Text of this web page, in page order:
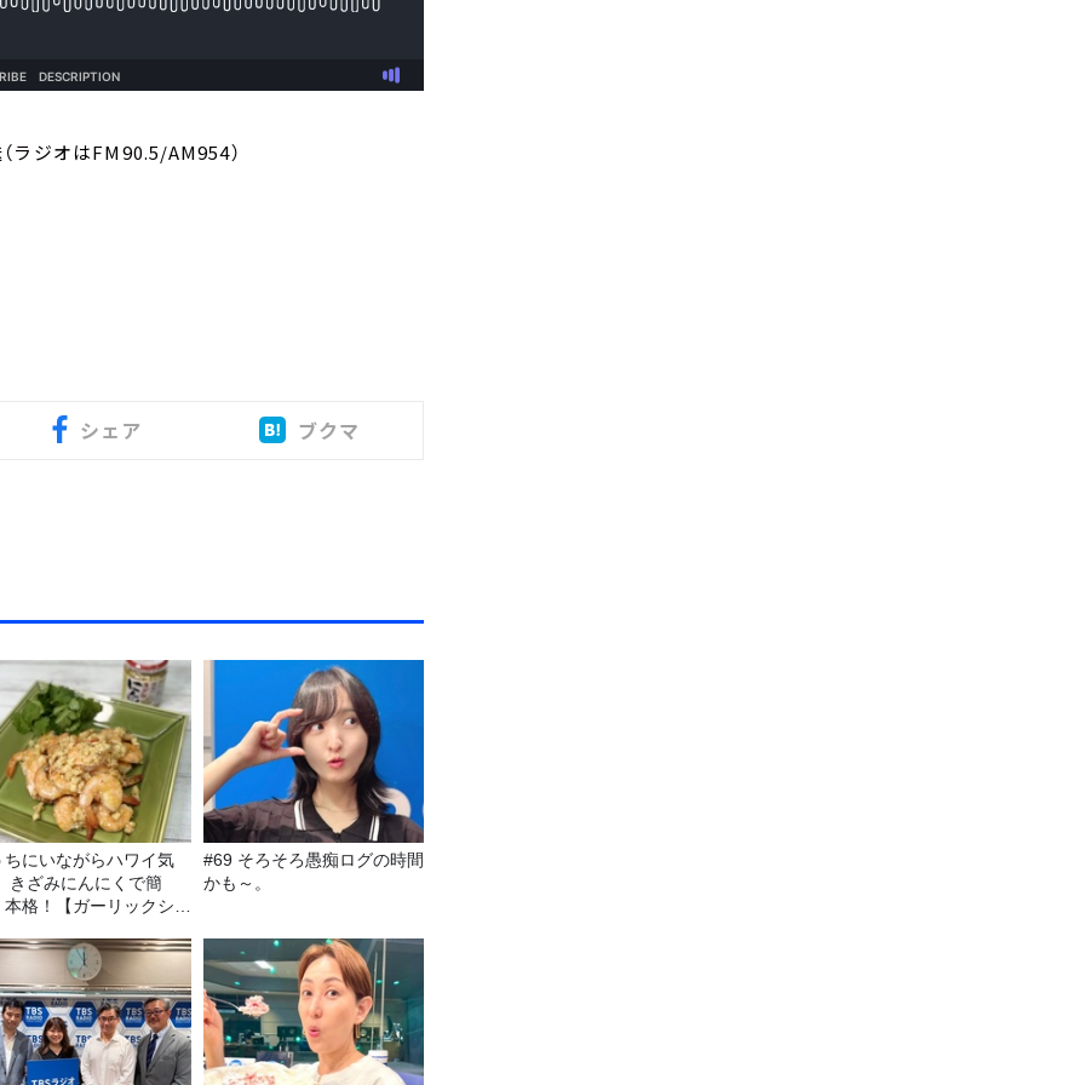
ラジオはFM90.5/AM954）
シェア ブクマ
ちにいながらハワイ気
きざみにんにくで簡
本格！【ガーリックシュ
#69 そろそろ愚痴ログの時間
かも～。